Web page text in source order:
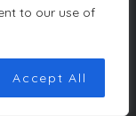
to our use of
Accept All